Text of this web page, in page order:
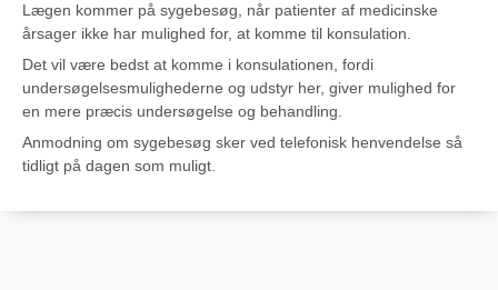
Lægen kommer på sygebesøg, når patienter af medicinske
årsager ikke har mulighed for, at komme til konsulation.
Det vil være bedst at komme i konsulationen, fordi
undersøgelsesmulighederne og udstyr her, giver mulighed for
en mere præcis undersøgelse og behandling.
Anmodning om sygebesøg sker ved telefonisk henvendelse så
tidligt på dagen som muligt.